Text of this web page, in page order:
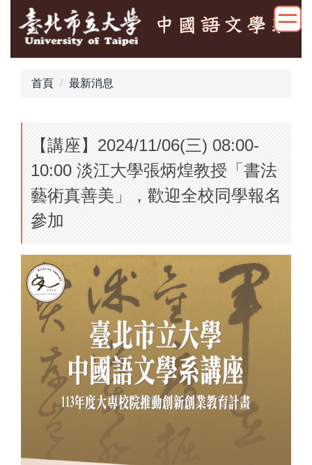
要
首頁 最新消息
【講座】2024/11/06(三) 08:00-
10:00 淡江大學張炳煌教授「書法
藝術真善美」，歡迎全校同學報名
參加